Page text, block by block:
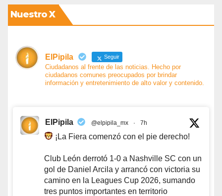
Nuestro X
ElPipila Seguir
Ciudadanos al frente de las noticias. Hecho por
ciudadanos comunes preocupados por brindar
información y entretenimiento de alto valor y contenido.
ElPipila @elpipila_mx · 7h
¡La Fiera comenzó con el pie derecho!
Club León derrotó 1-0 a Nashville SC con un
gol de Daniel Arcila y arrancó con victoria su
camino en la Leagues Cup 2026, sumando
tres puntos importantes en territorio